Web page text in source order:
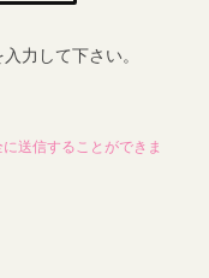
力して下さい。
送信することができま